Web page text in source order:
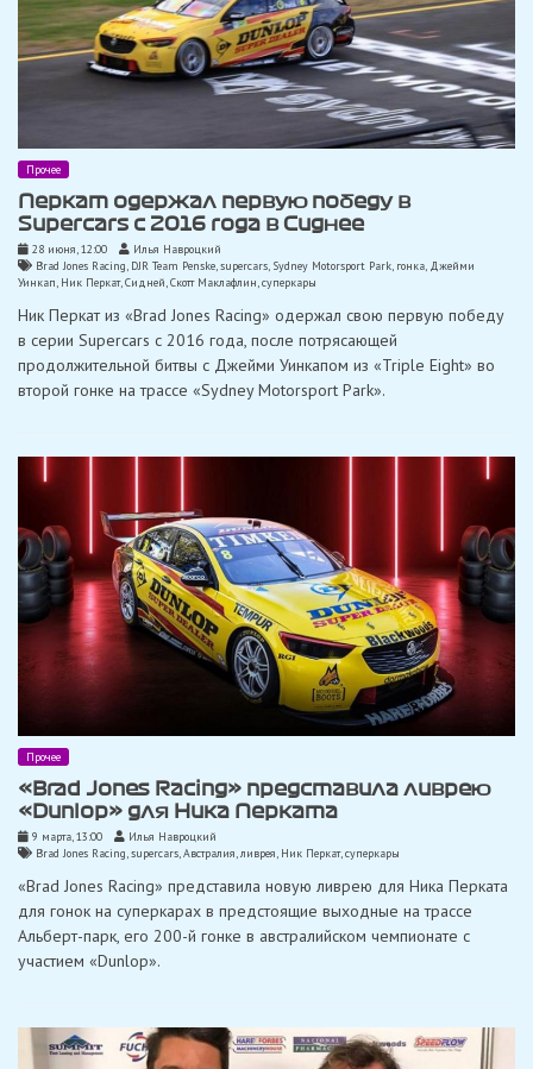
Прочее
Перкат одержал первую победу в
Supercars с 2016 года в Сиднее
28 июня, 12:00
Илья Навроцкий
Brad Jones Racing, DJR Team Penske,supercars, Sydney Motorsport Park, гонка, Джейми
Уинкап, Ник Перкат,Сидней,Скотт Маклафлин,суперкары
Ник Перкат из «Brad Jones Racing» одержал свою первую победу
в серии Supercars с 2016 года, после потрясающей
продолжительной битвы с Джейми Уинкапом из «Triple Eight» во
второй гонке на трассе «Sydney Motorsport Park».
Прочее
«Brad Jones Racing» представила ливрею
«Dunlop» для Ника Перката
9 марта, 13:00
Илья Навроцкий
Brad Jones Racing,supercars,Австралия,ливрея, Ник Перкат,суперкары
«Brad Jones Racing» представила новую ливрею для Ника Перката
для гонок на суперкарах в предстоящие выходные на трассе
Альберт-парк, его 200-й гонке в австралийском чемпионате с
участием «Dunlop».